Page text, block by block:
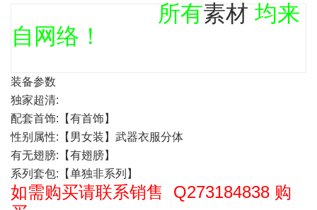
所有素材 均来
自网络！
装备参数
独家超清:
配套首饰:【有首饰】
性别属性:【男女装】 武器衣服分体
有无翅膀:【有翅膀】
系列套包:【单独非系列】
如需购买请联系销售 Q273184838 购